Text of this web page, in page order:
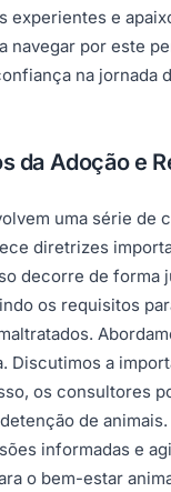
e
navegar por este
na jornada
da Adoção e
uma série
diretrizes
decorre de forma
os requisitos
Discutimos a
os consultores
de
informadas e
o bem-estar